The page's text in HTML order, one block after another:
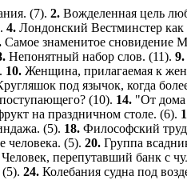
(7). 2. Вожделенная цель
4. Лондонский Вестминстер как
Самое знаменитое сновидение
Непонятный набор слов. (11). 9.
10. Женщина, прилагаемая к
под язычок, когда
(10). 14. "От дома
на праздничном столе. (6).
(5). 18. Философский
человека. (5). 20. Группа
Человек, перепутавший банк с
(5). 24. Колебания судна под